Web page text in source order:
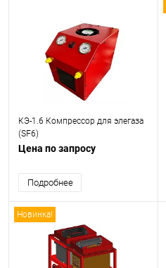
КЭ-1.6 Компрессор для элегаза
(SF6)
Цена по запросу
Подробнее
Новинка!